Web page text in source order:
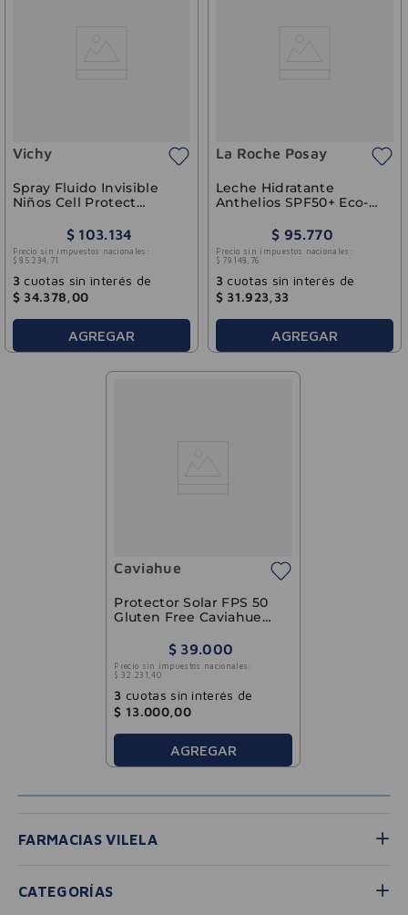
Vichy
Spray Fluido Invisible
Niños Cell Protect
$ 103.134
Precio sin impuestos nacionales:
$ 85.234, 71
3 cuotas sin interés de
$ 34.378 00
AGREGAR
La Roche Posay
Leche Hidratante
Anthelios SPF50+ Eco-
Posay 250ml
$ 95.770
Precio sin impuestos nacionales:
$ 79.148 , 76
3 cuotas sin interés de
$ 31.923 33
AGREGAR
Caviahue
Protector Solar FPS 50
Gluten Free Caviahue
$ 39.000
Precio sin impuestos nacionales:
$ 32 .231 ,40
3 cuotas sin interés de
$ 13.000,00
AGREGAR
FARMACIAS VILELA
CATEGORÍAS